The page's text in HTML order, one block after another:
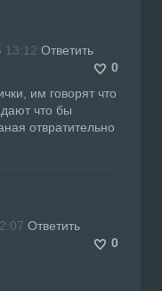
13:12 Ответить
0
им говорят что
что бы
отвратительно
Ответить
0